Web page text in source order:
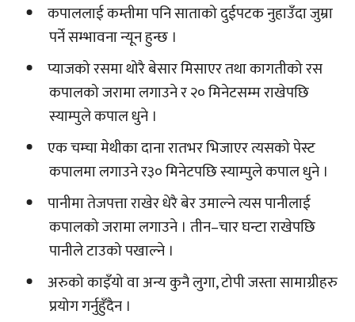
कपाललाई कम्तीमा पनि साताको दुईपटक नुहाउँदा जुम्रा
पर्ने सम्भावना न्यून हुन्छ ।
प्याजको रसमा थोरै बेसार मिसाएर तथा कागतीको रस
कपालको जरामा लगाउने र २० मिनेटसम्म राखेपछि
स्याम्पुले कपाल धुने ।
एक चम्चा मेथीका दाना रातभर भिजाएर त्यसको पेस्ट
कपालमा लगाउने र३० मिनेटपछि स्याम्पुले कपाल धुने ।
पानीमा तेजपत्ता राखेर धेरै बेर उमाल्ने त्यस पानीलाई
कपालको जरामा लगाउने । तीन–चार घन्टा राखेपछि
पानीले टाउको पखाल्ने ।
अरुको काइँयो वा अन्य कुनै लुगा, टोपी जस्ता सामाग्रीहरु
प्रयोग गर्नुहुँदैन ।